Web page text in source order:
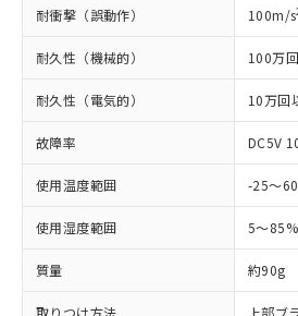
耐衝撃（誤動作） 100m/s
耐久性（機械的） 100万
耐久性（電気的） 10万回
故障率 DC5V
使用温度範囲 -25～
使用湿度範囲 5～
質量 約90g
取りつけ方法 上部ブ
了承ください。
正式な納期状況および
様のお取引先、または
ムロン制御機器販売店
ご相談ください。
オムロン制御機器販売
販売ネットワー
在庫状況および標準価
示しないようお願いしま
マイパーツ機能（部品
ビス）をご利用いただ
メンバーズにご登録さ
(PBDE) 1000ppm以下、フタル酸ビス
ル) (DEHP)(別名：DOP) 1000ppm以
（DBP） 1000ppm以下、フタル酸
但し、RoHS指令で産業用監視および
適用除外項目は除く。
フタル酸エステル類の４物質につい
図的な使用がないことを確認してい
部品在庫の切り替え状況な
月が前後することがあります。
ニル類) : 1000ppm、 PBDEs(ポリ臭化
DBP(フタル酸ジブチル) : 1000ppm、
イソブチル) : 1000ppm、 BBP(フタ
DEHP(フタル酸ビス(2-エチルヘキシ
※2 環境保護使用期限
「ｅ」：有害物質（10物質
準値以下であることを示しま
「10」：通常の使用状況下
質が外部に漏えいし、環境に
及ぼさない年数を意味します
当社は規制貨物を破棄
全に破砕するなど、違
いよう必要な手段を講
当社は貴社製品を、核
ル、化学兵器、生物兵
武器並びにこれらの製
使用いたしません。
当社は、貴社製品を第
場合は、上記1、2およ
該第三者に通知します
販売先および販売に係
法に輸出するおそれが
○ 一定数以上の在庫あ
△ 一定数には満たな
在庫なし(最新の
いては、お客様の
たはお客様担当の
機器販売店・当社
認ください)
受注生産機種、ま
情報を公開してい